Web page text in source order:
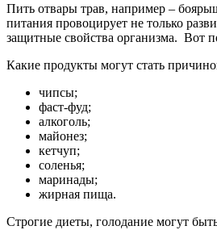
Пить отвары трав, например –
питания провоцирует не только
защитные свойства организма. Вот
Какие продукты могут стать
чипсы;
фаст-фуд;
алкоголь;
майонез;
кетчуп;
соленья;
маринады;
жирная пища.
Строгие диеты, голодание могут